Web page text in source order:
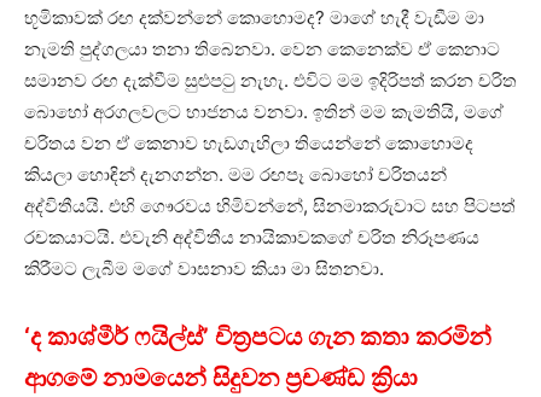
භූමිකාවක් රඟ දක්වන්නේ කොහොමද? මාගේ හැදී වැඩීම මා
නැමති පුද්ගලයා තනා තිබෙනවා. වෙන කෙනෙක්ව ඒ කෙනාට
සමානව රඟ දැක්වීම සුළුපටු නැහැ. එවිට මම ඉදිරිපත් කරන චරිත
බොහෝ අරගලවලට භාජනය වනවා. ඉතින් මම කැමතියි, මගේ
චරිතය වන ඒ කෙනාව හැඩගැහිලා තියෙන්නේ කොහොමද
කියලා හොඳින් දැනගන්න. මම රඟපෑ බොහෝ චරිතයන්
අද්විතීයයි. එහි ගෞරවය හිමිවන්නේ, සිනමාකරුවාට සහ පිටපත්
රචකයාටයි. එවැනි අද්විතීය නායිකාවකගේ චරිත නිරූපණය
කිරීමට ලැබීම මගේ වාසනාව කියා මා සිතනවා.
‘ද කාශ්මීර් ෆයිල්ස්’ චිත්‍රපටය ගැන කතා කරමින්
ආගමේ නාමයෙන් සිදුවන ප්‍රචණ්ඩ ක්‍රියා